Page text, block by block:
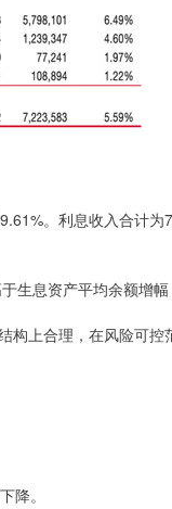
。利息收入合计为
息资产平均余额增幅
上合理，在风险可控
降。